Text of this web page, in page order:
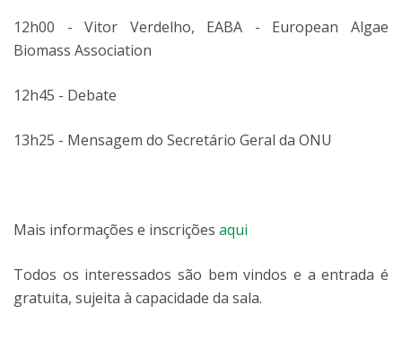
12h00 - Vitor Verdelho, EABA - European Algae
Biomass Association
12h45 - Debate
13h25 - Mensagem do Secretário Geral da ONU
Mais informações e inscrições aqui
Todos os interessados são bem vindos e a entrada é
gratuita, sujeita à capacidade da sala.